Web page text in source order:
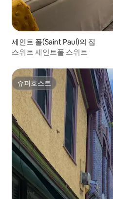
세인트 폴(Saint Paul)의 집
스위트 세인트폴 스위트
슈퍼호스트
슈퍼호스트